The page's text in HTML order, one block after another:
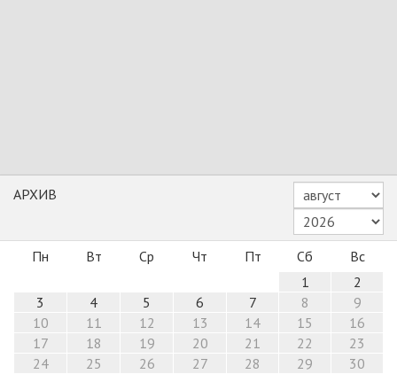
АРХИВ
Пн Вт Ср Чт Пт Сб
Вс
1
2
3
4 5 6 7 8
9
10
11 12 13 14 15
16
17
18 19 20 21 22
23
24
25 26 27 28 29
30